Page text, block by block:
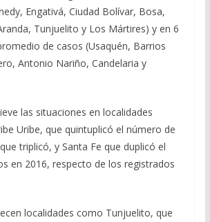
Engativá, Ciudad Bolívar, Bosa,
Tunjuelito y Los Mártires) y en 6
de casos (Usaquén, Barrios
Antonio Nariño, Candelaria y
las situaciones en localidades
Uribe, que quintuplicó el número de
triplicó, y Santa Fe que duplicó el
en 2016, respecto de los registrados
localidades como Tunjuelito, que